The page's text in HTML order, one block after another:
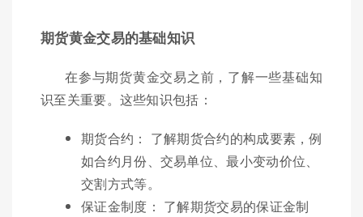
期货黄金交易的基础知识
在参与期货黄金交易之前，了解一些基础知
识至关重要。这些知识包括：
期货合约： 了解期货合约的构成要素，例
如合约月份、交易单位、最小变动价位、
交割方式等。
保证金制度： 了解期货交易的保证金制